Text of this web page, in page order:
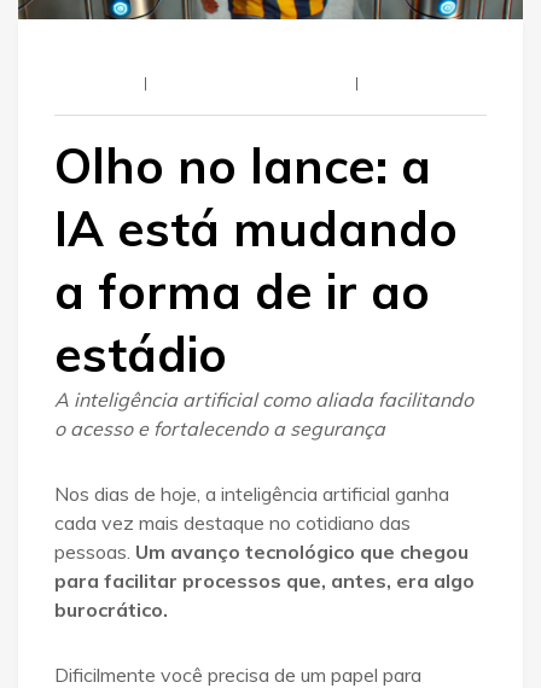
Olho no lance: a
IA está mudando
a forma de ir ao
estádio
A inteligência artificial como aliada facilitando
o acesso e fortalecendo a segurança
Nos dias de hoje, a inteligência artificial ganha
cada vez mais destaque no cotidiano das
pessoas. Um avanço tecnológico que chegou
para facilitar processos que, antes, era algo
burocrático.
Dificilmente você precisa de um papel para